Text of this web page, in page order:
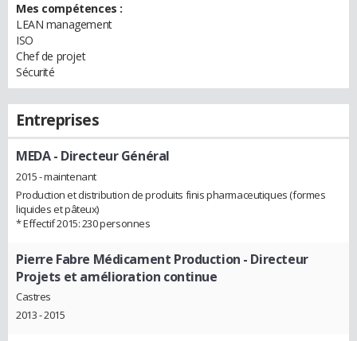
Mes compétences :
LEAN management
ISO
Chef de projet
Sécurité
Entreprises
MEDA- Directeur Général
2015 - maintenant
Production et distribution de produits finis pharmaceutiques (formes
liquides et pâteux)
* Effectif 2015: 230 personnes
Pierre Fabre Médicament Production - Directeur
Projets et amélioration continue
Castres
2013 - 2015